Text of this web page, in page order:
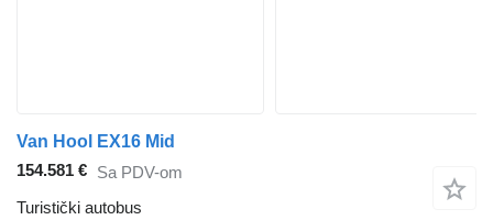
Van Hool EX16 Mid
154.581 € Sa PDV-om
Turistički autobus